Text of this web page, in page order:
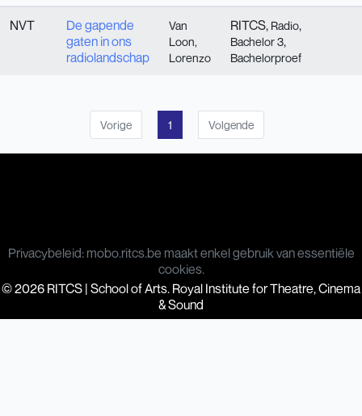
NVT
De gapende
gaten in ons
radiolandschap
Van
Loon,
Lorenzo
RITCS, Radio,
Bachelor 3,
Bachelorproef
Vorige 1 Volgende
Privacybeleid: mobo.ritcs.be maakt enkel gebruik van essentiële
cookies.
© 2026 RITCS | School of Arts. Royal Institute for Theatre, Cinema
& Sound